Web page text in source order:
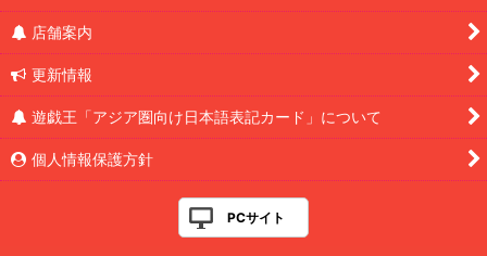
店舗案内
更新情報
遊戯王「アジア圏向け日本語表記カード」について
個人情報保護方針
PCサイト